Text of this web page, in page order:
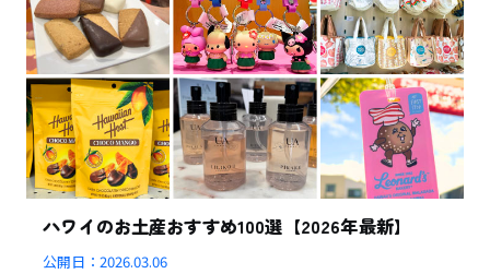
ハワイのお土産おすすめ100選【2026年最新】
公開日：2026.03.06